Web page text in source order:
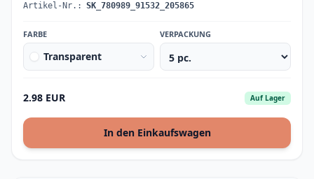
Artikel-Nr.: SK_780989_91532_205865
FARBE
Transparent
VERPACKUNG
2.98 EUR Auf Lager
In den Einkaufswagen